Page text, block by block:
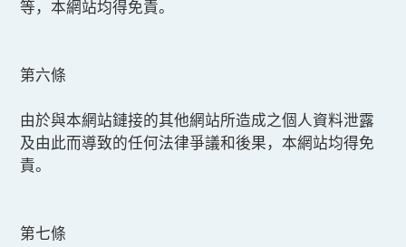
等，本網站均得免責。
第六條
由於與本網站鏈接的其他網站所造成之個人資料泄露
及由此而導致的任何法律爭議和後果，本網站均得免
責。
第七條